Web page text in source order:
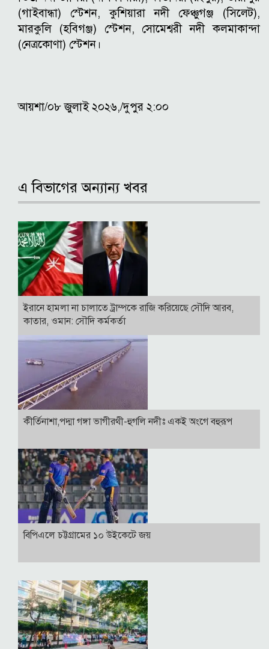
(গাইবান্ধা) স্টেশন, কুশিয়ারা নদী ফেঞ্চুগঞ্জ (সিলেট),
মারকুলি (হবিগঞ্জ) স্টেশন, সোমেশ্বরী নদী কলমাকান্দা
(নেত্রকোণা) স্টেশন।
আয়শা/০৮ জুলাই ২০২৬,/দুপুর ২:০০
এ বিভাগের অন্যান্য খবর
ইরানে হামলা না চালাতে ট্রাম্পকে রাজি করিয়েছে সৌদি আরব,
কাতার, ওমান: সৌদি কর্মকর্তা
কীর্তিনাশা,পদ্মা গঙ্গা ভাগীরথী-হুগলি নদীঃ একই অংগে বহুরূপ
বিপিএলে চট্টগ্রামের ১০ উইকেটে জয়